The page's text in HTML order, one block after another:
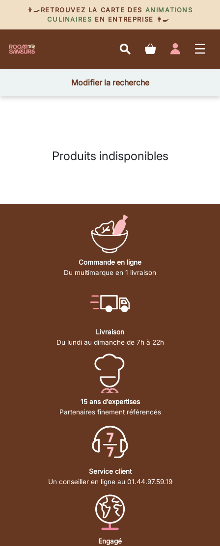
👨‍🍳RETROUVEZ LA CARTE DES ANIMATIONS
CULINAIRES EN ENTREPRISE 👨‍🍳
Modifier la recherche
Produits indisponibles
Commande en ligne
Du multimarque en 1 livraison
Livraison
Du lundi au dimanche de 7h à 22h
15 ans d’expertises
Partenaires finement référencés
Service client
Un conseiller en ligne au 01.44.97.59.19
Engagé